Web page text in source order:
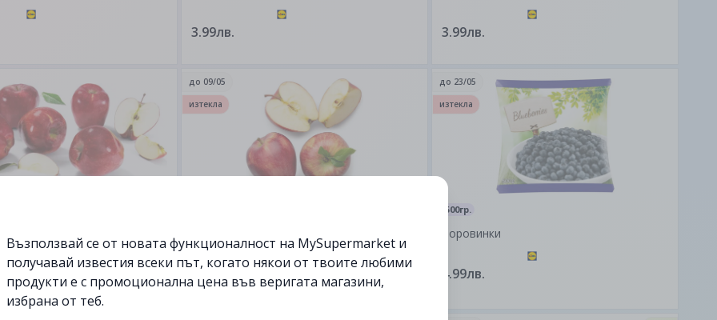
3.99лв. 3.99лв.
Ябълки Червена превъзходна
1.99лв.
до 09/05
изтекла
500гр.
Боровинки
4.99лв.
до 23/05
изтекла
Възползвай се от новата функционалност на MySupermarket и
получавай известия всеки път, когато някои от твоите любими
продукти е с промоционална цена във веригата магазини,
избрана от теб.